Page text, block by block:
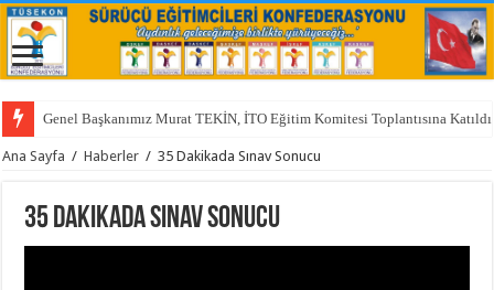
Genel Başkanımız Murat TEKİN, İTO Eğitim Komitesi Toplantısına Katıldı
Ana Sayfa / Haberler / 35 Dakikada Sınav Sonucu
35 Dakikada Sınav Sonucu